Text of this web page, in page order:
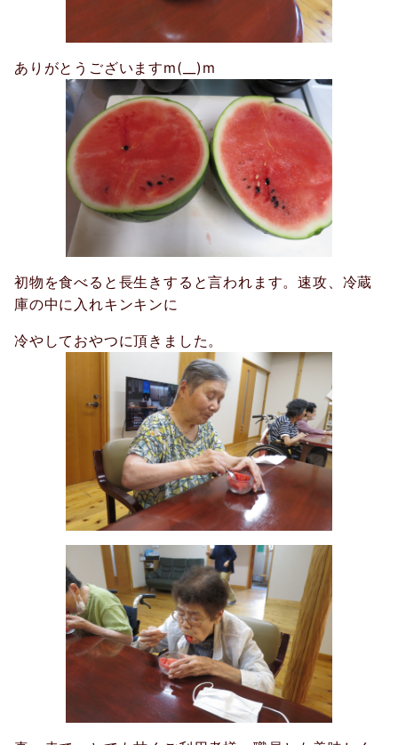
ありがとうございますm(__)m
初物を食べると長生きすると言われます。速攻、冷蔵
庫の中に入れキンキンに
冷やしておやつに頂きました。